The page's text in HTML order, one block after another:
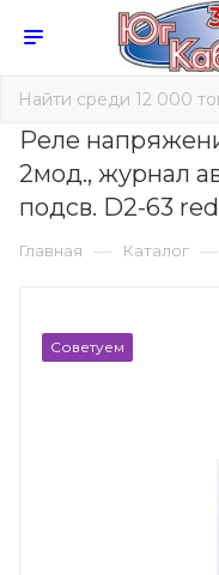
Реле
2мод., журнал
подсв. D2-63 red
Главная — Каталог —
Советуем